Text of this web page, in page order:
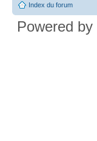
Index du forum
Powered by